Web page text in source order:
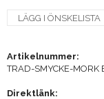
LÄGG I ÖNSKELISTA
Artikelnummer:
TRAD-SMYCKE-MORK
Direktlänk: